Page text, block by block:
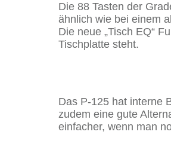
Die 88 Tasten der
ähnlich wie bei einem
Die neue „Tisch EQ“
Tischplatte steht.
Das P-125 hat interne
zudem eine gute
einfacher, wenn man